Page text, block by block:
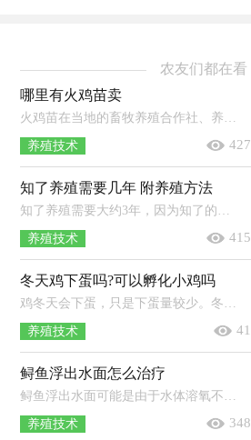
农友们都在看
哪里有火鸡苗卖
火鸡苗在当地的畜牧养殖合作社、养鸡场等地都有购买，但选择有省级或省级以上《种畜禽生产经营许可证》的正规火鸡苗养殖场购买为佳...
养殖技术 427
知了养殖需要几年 附养殖方法
知了养殖需要大约3年，因为知了的若虫，也就是幼虫需要在地底生活2-3年。养殖方法：1、提供有营养的树林：培育阔叶树的苗木，将有卵的枝条...
养殖技术 415
冬天鸡下蛋吗?可以孵化小鸡吗
鸡冬天会下蛋，只是下蛋量较少。冬天气温比较低，可以在鸡舍内增加一些保温设施，只有提高鸡舍里面的温度，鸡才会感受到温暖，从而多下蛋。...
养殖技术 41
鲟鱼浮出水面怎么治疗
鲟鱼浮出水面可能是由于水体溶氧不足所致，应及时打开增氧设备。鲟鱼对水体溶氧要求较高，必须保持整个池中的溶解氧达到6mg/L以上。...
养殖技术 348